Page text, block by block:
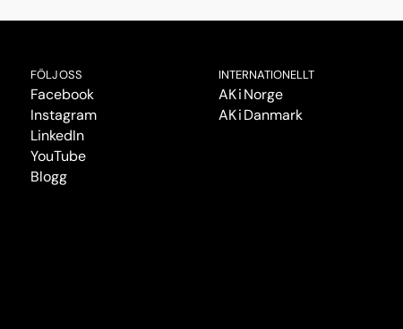
FÖLJ OSS
Facebook
Instagram
LinkedIn
YouTube
Blogg
INTERNATIONELLT
AK i Norge
AK i Danmark